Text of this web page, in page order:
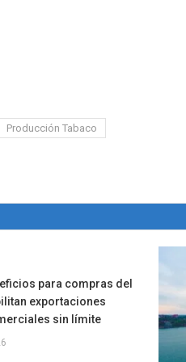
Producción Tabaco
para compras del
exportaciones
sin límite